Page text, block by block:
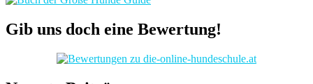
Gib uns doch eine Bewertung!